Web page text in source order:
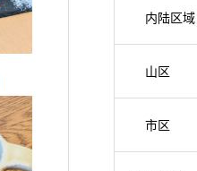
内陆区域
山区
市区